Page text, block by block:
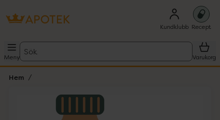
Kundklubb Recept
Meny
Sök
Varukorg
Hem
Lista: . Innehåller 1 objekt.